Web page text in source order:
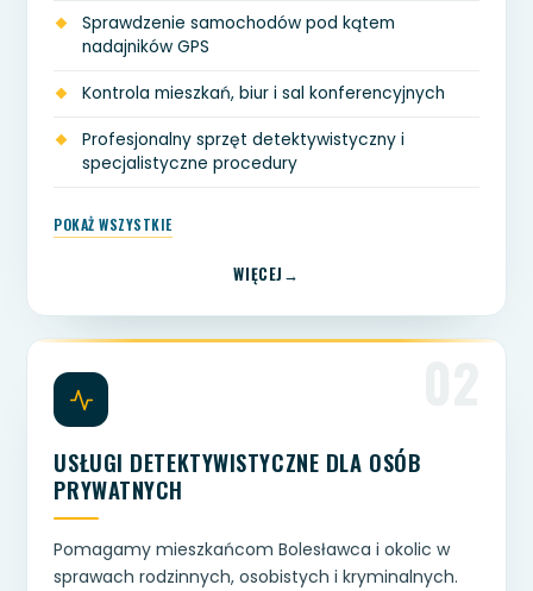
Sprawdzenie samochodów pod kątem
nadajników GPS
Kontrola mieszkań, biur i sal konferencyjnych
Profesjonalny sprzęt detektywistyczny i
specjalistyczne procedury
POKAŻ WSZYSTKIE
WIĘCEJ
USŁUGI DETEKTYWISTYCZNE DLA OSÓB
PRYWATNYCH
Pomagamy mieszkańcom Bolesławca i okolic w
sprawach rodzinnych, osobistych i kryminalnych.